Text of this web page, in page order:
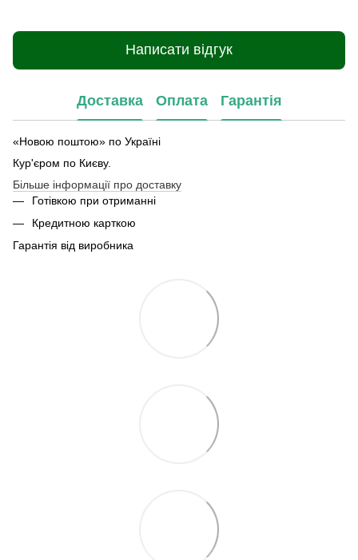
Написати відгук
Доставка Оплата Гарантія
«Новою поштою» по Україні
Кур'єром по Києву.
Більше інформації про доставку
Готівкою при отриманні
Кредитною карткою
Гарантія від виробника